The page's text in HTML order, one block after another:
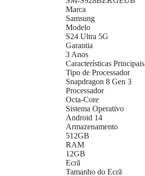
Marca
Samsung
Modelo
S24 Ultra 5G
Garantia
3 Anos
Características Principais
Tipo de Processador
Snapdragon 8 Gen 3
Processador
Octa-Core
Sistema Operativo
Android 14
Armazenamento
512GB
RAM
12GB
Ecrã
Tamanho do Ecrã